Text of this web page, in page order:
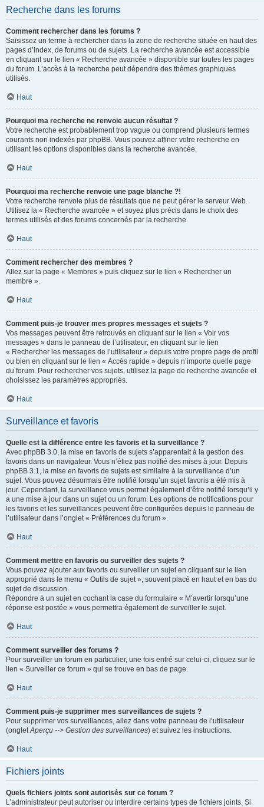
Recherche dans les forums
Comment rechercher dans les forums ?
Saisissez un terme à rechercher dans la zone de recherche située en haut des
pages d’index, de forums ou de sujets. La recherche avancée est accessible
en cliquant sur le lien « Recherche avancée » disponible sur toutes les pages
du forum. L’accès à la recherche peut dépendre des thèmes graphiques
utilisés.
Haut
Pourquoi ma recherche ne renvoie aucun résultat ?
Votre recherche est probablement trop vague ou comprend plusieurs termes
courants non indexés par phpBB. Vous pouvez affiner votre recherche en
utilisant les options disponibles dans la recherche avancée.
Haut
Pourquoi ma recherche renvoie une page blanche ?!
Votre recherche renvoie plus de résultats que ne peut gérer le serveur Web.
Utilisez la « Recherche avancée » et soyez plus précis dans le choix des
termes utilisés et des forums concernés par la recherche.
Haut
Comment rechercher des membres ?
Allez sur la page « Membres » puis cliquez sur le lien « Rechercher un
membre ».
Haut
Comment puis-je trouver mes propres messages et sujets ?
Vos messages peuvent être retrouvés en cliquant sur le lien « Voir vos
messages » dans le panneau de l’utilisateur, en cliquant sur le lien
« Rechercher les messages de l’utilisateur » depuis votre propre page de profil
ou bien en cliquant sur le lien « Accès rapide » depuis n’importe quelle page
du forum. Pour rechercher vos sujets, utilisez la page de recherche avancée et
choisissez les paramètres appropriés.
Haut
Surveillance et favoris
Quelle est la différence entre les favoris et la surveillance ?
Avec phpBB 3.0, la mise en favoris de sujets s’apparentait à la gestion des
favoris dans un navigateur. Vous n’étiez pas notifié des mises à jour. Depuis
phpBB 3.1, la mise en favoris de sujets est similaire à la surveillance d’un
sujet. Vous pouvez désormais être notifié lorsqu’un sujet favoris a été mis à
jour. Cependant, la surveillance vous permet également d’être notifié lorsqu’il y
a une mise à jour dans un sujet ou un forum. Les options de notifications pour
les favoris et les surveillances peuvent être configurées depuis le panneau de
l’utilisateur dans l’onglet « Préférences du forum ».
Haut
Comment mettre en favoris ou surveiller des sujets ?
Vous pouvez ajouter aux favoris ou surveiller un sujet en cliquant sur le lien
approprié dans le menu « Outils de sujet », souvent placé en haut et en bas du
sujet de discussion.
Répondre à un sujet en cochant la case du formulaire « M’avertir lorsqu’une
réponse est postée » vous permettra également de surveiller le sujet.
Haut
Comment surveiller des forums ?
Pour surveiller un forum en particulier, une fois entré sur celui-ci, cliquez sur le
lien « Surveiller ce forum » qui se trouve en bas de page.
Haut
Comment puis-je supprimer mes surveillances de sujets ?
Pour supprimer vos surveillances, allez dans votre panneau de l’utilisateur
(ongletAperçu --> Gestion des surveillances) et suivez les instructions.
Haut
Fichiers joints
Quels fichiers joints sont autorisés sur ce forum ?
L’administrateur peut autoriser ou interdire certains types de fichiers joints. Si